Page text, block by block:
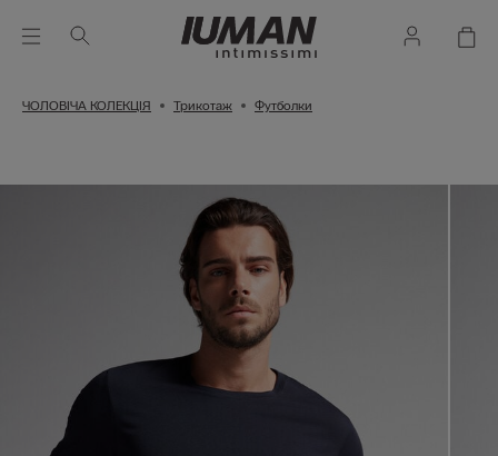
ЧОЛОВІЧА КОЛЕКЦІЯ Трикотаж Футболки